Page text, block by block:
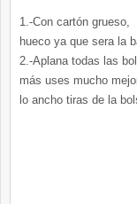
1.-Con cartón
hueco ya que sera la
2.-Aplana todas las
más uses mucho
lo ancho tiras de la